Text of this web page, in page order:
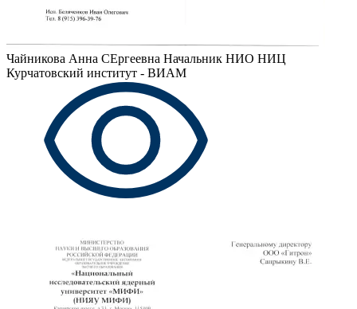
Чайникова Анна СЕргеевна Начальник НИО НИЦ
Курчатовский институт - ВИАМ